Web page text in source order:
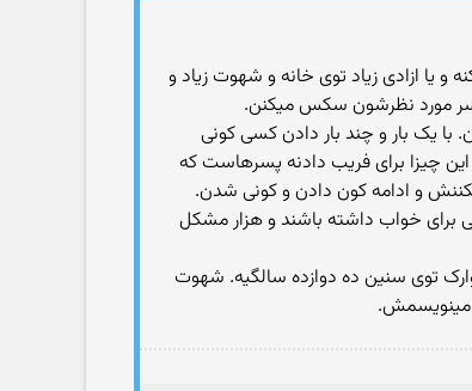
یا ازادی زیاد توی خانه و شهوت زیاد و
پسر مورد نظرشون سکس میکنن.
با یک بار و چند بار دادن کسی کونی
چیزا برای فریب دادنه پسرهاست که
و ادامه کون دادن و کونی شدن.
برای خواب داشته باشند و هزار مشکل
توی سنین ده دوازده سالگیه. شهوت
مینویسمش.